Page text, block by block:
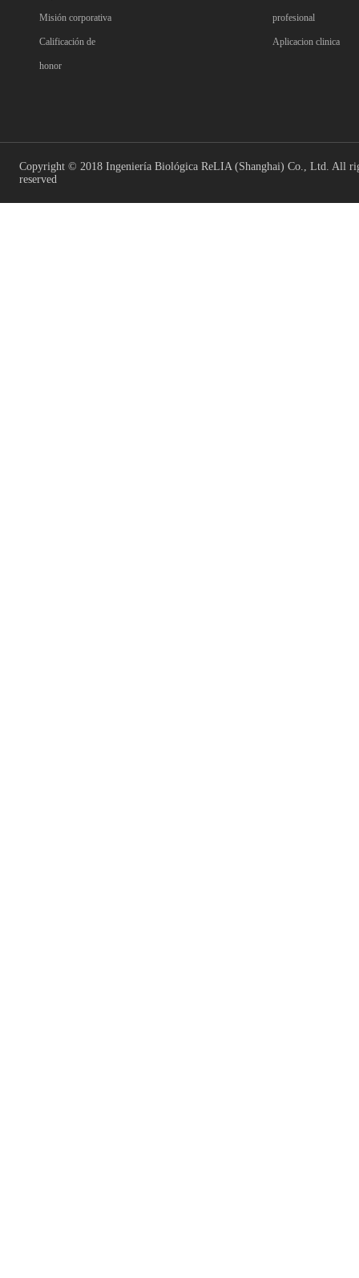
Misión corporativa
Calificación de
honor
profesional
Aplicacion clinica
Copyright © 2018 Ingeniería Biológica ReLIA (Shanghai) Co., Ltd. All
reserved